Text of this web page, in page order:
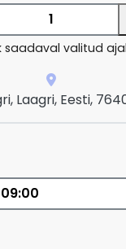
saadaval valitud ajal
Laagri, Eesti,